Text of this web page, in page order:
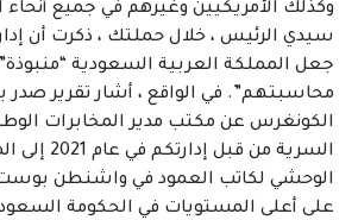
وكذلك الأمريكيين وغيرهم في جميع أنحاء
سيدي الرئيس ، خلال حملتك ، ذكرت أن
جعل المملكة العربية السعودية
محاسبتهم”. في الواقع ، أشار تقرير صدر
الكونغرس عن مكتب مدير المخابرات
السرية من
الوحشي لكاتب العمود في واشنطن
على أعلى المستويات في الحكومة